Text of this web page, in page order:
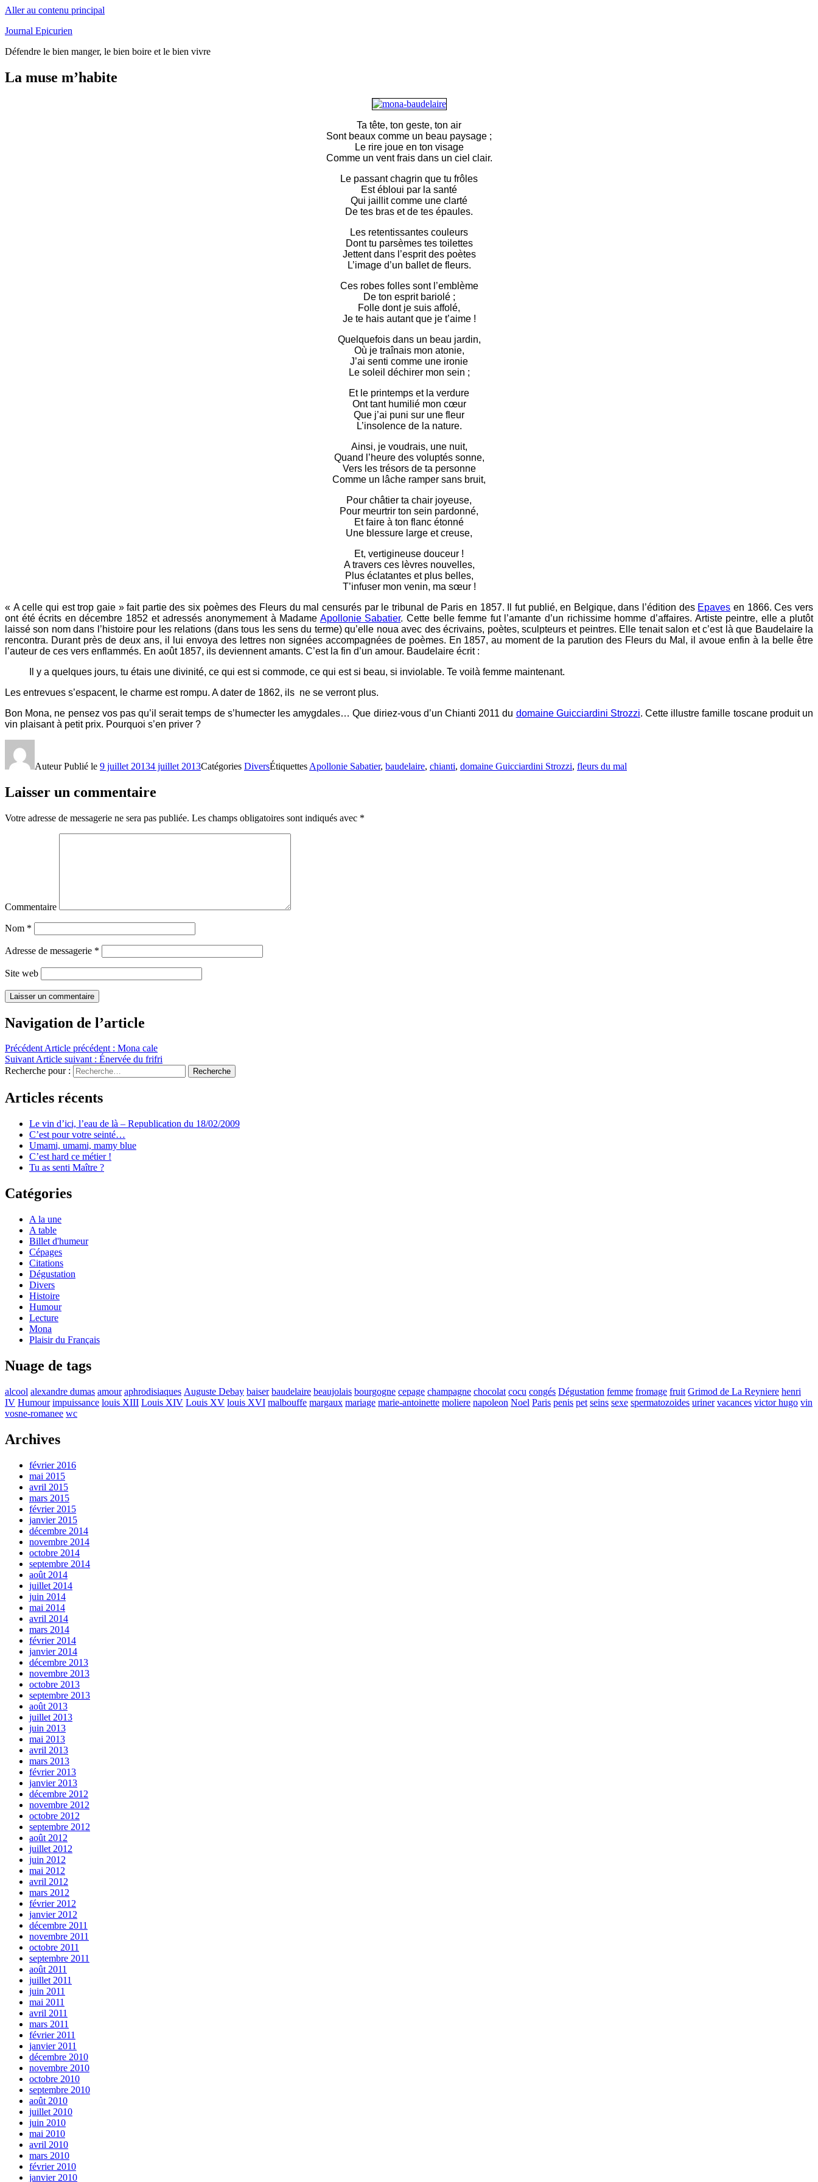
Aller au contenu principal
Journal Epicurien
Défendre le bien manger, le bien boire et le bien vivre
La muse m’habite
Ta tête, ton geste, ton air
Sont beaux comme un beau paysage ;
Le rire joue en ton visage
Comme un vent frais dans un ciel clair.
Le passant chagrin que tu frôles
Est ébloui par la santé
Qui jaillit comme une clarté
De tes bras et de tes épaules.
Les retentissantes couleurs
Dont tu parsèmes tes toilettes
Jettent dans l’esprit des poètes
L’image d’un ballet de fleurs.
Ces robes folles sont l’emblème
De ton esprit bariolé ;
Folle dont je suis affolé,
Je te hais autant que je t’aime !
Quelquefois dans un beau jardin,
Où je traînais mon atonie,
J’ai senti comme une ironie
Le soleil déchirer mon sein ;
Et le printemps et la verdure
Ont tant humilié mon cœur
Que j’ai puni sur une fleur
L’insolence de la nature.
Ainsi, je voudrais, une nuit,
Quand l’heure des voluptés sonne,
Vers les trésors de ta personne
Comme un lâche ramper sans bruit,
Pour châtier ta chair joyeuse,
Pour meurtrir ton sein pardonné,
Et faire à ton flanc étonné
Une blessure large et creuse,
Et, vertigineuse douceur !
A travers ces lèvres nouvelles,
Plus éclatantes et plus belles,
T’infuser mon venin, ma sœur !
« A celle qui est trop gaie » fait partie des six poèmes des Fleurs du mal censurés par le tribunal de Paris en 1857. Il fut publié, en Belgique, dans l’édition des Epaves en 1866. Ces vers
ont été écrits en décembre 1852 et adressés anonymement à Madame Apollonie Sabatier. Cette belle femme fut l’amante d’un richissime homme d’affaires. Artiste peintre, elle a plutôt
laissé son nom dans l’histoire pour les relations (dans tous les sens du terme) qu’elle noua avec des écrivains, poètes, sculpteurs et peintres. Elle tenait salon et c’est là que Baudelaire la
rencontra. Durant près de deux ans, il lui envoya des lettres non signées accompagnées de poèmes. En 1857, au moment de la parution des Fleurs du Mal, il avoue enfin à la belle être
l’auteur de ces vers enflammés. En août 1857, ils deviennent amants. C’est la fin d’un amour. Baudelaire écrit :
Il y a quelques jours, tu étais une divinité, ce qui est si commode, ce qui est si beau, si inviolable. Te voilà femme maintenant.
Les entrevues s’espacent, le charme est rompu. A dater de 1862, ils ne se verront plus.
Bon Mona, ne pensez vos pas qu’il serait temps de s’humecter les amygdales… Que diriez-vous d’un Chianti 2011 du domaine Guicciardini Strozzi. Cette illustre famille toscane produit un
vin plaisant à petit prix. Pourquoi s’en priver ?
AuteurPublié le 9 juillet 20134 juillet 2013Catégories DiversÉtiquettes Apollonie Sabatier, baudelaire, chianti, domaine Guicciardini Strozzi, fleurs du mal
Laisser un commentaire
Votre adresse de messagerie ne sera pas publiée. Les champs obligatoires sont indiqués avec *
Commentaire
Nom *
Adresse de messagerie *
Site web
Navigation de l’article
PrécédentArticle précédent : Mona cale
SuivantArticle suivant : Énervée du frifri
Recherche pour :
Recherche
Articles récents
Le vin d’ici, l’eau de là – Republication du 18/02/2009
C’est pour votre seinté…
Umami, umami, mamy blue
C’est hard ce métier !
Tu as senti Maître ?
Catégories
A la une
A table
Billet d'humeur
Cépages
Citations
Dégustation
Divers
Histoire
Humour
Lecture
Mona
Plaisir du Français
Nuage de tags
alcool alexandre dumas amour aphrodisiaques Auguste Debay baiser baudelaire beaujolais bourgogne cepage champagne chocolat cocu congés Dégustation femme fromage fruit Grimod de La Reyniere henri
IV Humour impuissance louis XIII Louis XIV Louis XV louis XVI malbouffe margaux mariage marie-antoinette moliere napoleon Noel Paris penis pet seins sexe spermatozoides uriner vacances victor hugo vin
vosne-romanee wc
Archives
février 2016
mai 2015
avril 2015
mars 2015
février 2015
janvier 2015
décembre 2014
novembre 2014
octobre 2014
septembre 2014
août 2014
juillet 2014
juin 2014
mai 2014
avril 2014
mars 2014
février 2014
janvier 2014
décembre 2013
novembre 2013
octobre 2013
septembre 2013
août 2013
juillet 2013
juin 2013
mai 2013
avril 2013
mars 2013
février 2013
janvier 2013
décembre 2012
novembre 2012
octobre 2012
septembre 2012
août 2012
juillet 2012
juin 2012
mai 2012
avril 2012
mars 2012
février 2012
janvier 2012
décembre 2011
novembre 2011
octobre 2011
septembre 2011
août 2011
juillet 2011
juin 2011
mai 2011
avril 2011
mars 2011
février 2011
janvier 2011
décembre 2010
novembre 2010
octobre 2010
septembre 2010
août 2010
juillet 2010
juin 2010
mai 2010
avril 2010
mars 2010
février 2010
janvier 2010